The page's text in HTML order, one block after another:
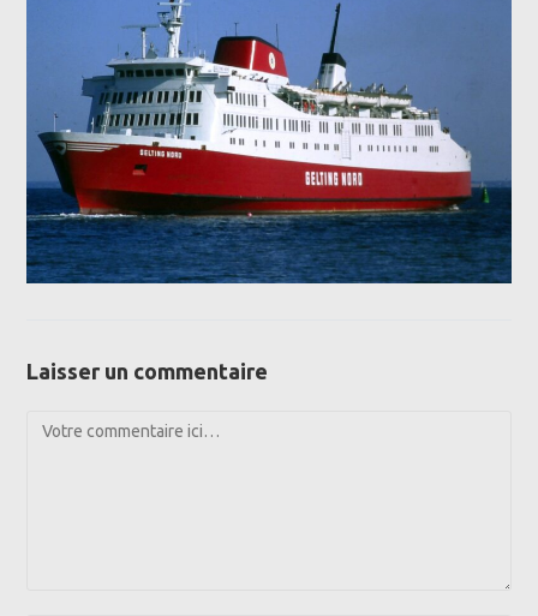
Laisser un commentaire
Comment